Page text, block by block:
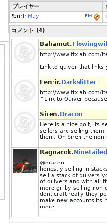
プレイヤー
Fenrir.Muy PM
コメント (4)
Bahamut.
http://www.ffxiah.com/
Link to quiver that links
Fenrir. Darkslitter
http://www.ffxiah.com/
^Link to Quiver
Siren. Dracon
Here is a nice bolt, its
sellers are selling them
them. On Siren the
Ragnarok.
@dracon
honestly selling in
sell a stack of quivers
of quivers and with all
more gil by selling non
dont craft really they
make new accounts
more